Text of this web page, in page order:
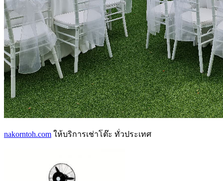
nakorntoh.com ให้บริการเช่าโต๊ะ ทั่วประเทศ